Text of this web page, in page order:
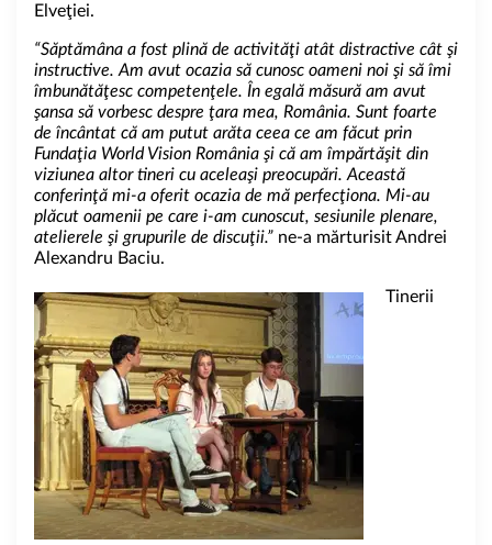
Elveţiei.
“Săptămâna a fost plină de activităţi atât distractive cât şi
instructive. Am avut ocazia să cunosc oameni noi şi să îmi
îmbunătăţesc competenţele. În egală măsură am avut
şansa să vorbesc despre ţara mea, România. Sunt foarte
de încântat că am putut arăta ceea ce am făcut prin
Fundaţia World Vision România şi că am împărtăşit din
viziunea altor tineri cu aceleaşi preocupări. Această
conferinţă mi-a oferit ocazia de mă perfecţiona. Mi-au
plăcut oamenii pe care i-am cunoscut, sesiunile plenare,
atelierele şi grupurile de discuţii.” ne-a mărturisit Andrei
Alexandru Baciu.
Tinerii